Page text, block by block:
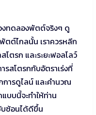
งทดลองพัตต์จริงๆ ดู
ตต์ไกลนั้น เราควรหลีก
โตรก และระยะฟอลโลว์
รสโตรกกับอัตราเร่งที่
การดูไลน์ และคำนวณ
บบนี้จะทำให้ท่าน
บซ้อนได้ดีขึ้น